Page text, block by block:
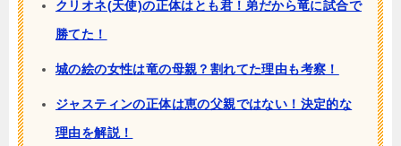
クリオネ(天使)の正体はとも君！弟だから竜に試合で
勝てた！
城の絵の女性は竜の母親？割れてた理由も考察！
ジャスティンの正体は恵の父親ではない！決定的な
理由を解説！